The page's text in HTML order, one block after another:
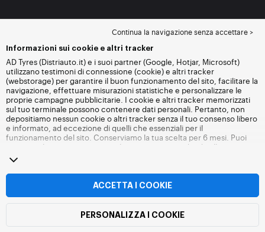
Continua la navigazione senza accettare >
Informazioni sui cookie e altri tracker
AD Tyres (Distriauto.it) e i suoi partner (Google, Hotjar, Microsoft)
utilizzano testimoni di connessione (cookie) e altri tracker
(webstorage) per garantire il buon funzionamento del sito, facilitare la
navigazione, effettuare misurazioni statistiche e personalizzare le
proprie campagne pubblicitarie. I cookie e altri tracker memorizzati
sul tuo terminale possono contenere dati personali. Pertanto, non
depositiamo nessun cookie o altri tracker senza il tuo consenso libero
e informato, ad eccezione di quelli che essenziali per il
funzionamento del sito. Conserviamo la tua scelta per 6 mesi. Puoi
revocare il tuo consenso in qualsiasi momento andando alla
dei cookie e altri tracker
senza accettare il deposito di cookie o altri tracker. Il rifiuto non
impedisce l'accesso ai servizi Distriauto.it. Per maggiori informazioni,
altri tracker .
ACCETTA I COOKIE
PERSONALIZZA I COOKIE